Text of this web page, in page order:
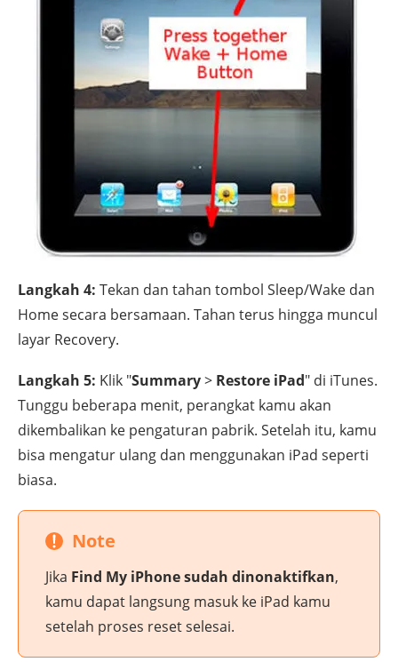
Langkah 4: Tekan dan tahan tombol Sleep/Wake dan
Home secara bersamaan. Tahan terus hingga muncul
layar Recovery.
Langkah 5: Klik "Summary> Restore iPad" di iTunes.
Tunggu beberapa menit, perangkat kamu akan
dikembalikan ke pengaturan pabrik. Setelah itu, kamu
bisa mengatur ulang dan menggunakan iPad seperti
biasa.
Note
Jika Find My iPhone sudah dinonaktifkan,
kamu dapat langsung masuk ke iPad kamu
setelah proses reset selesai.